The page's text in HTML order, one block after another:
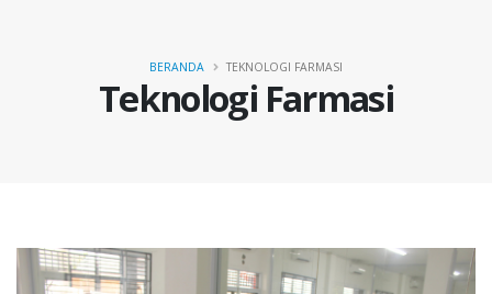
Teknologi Farmasi
BERANDA TEKNOLOGI FARMASI